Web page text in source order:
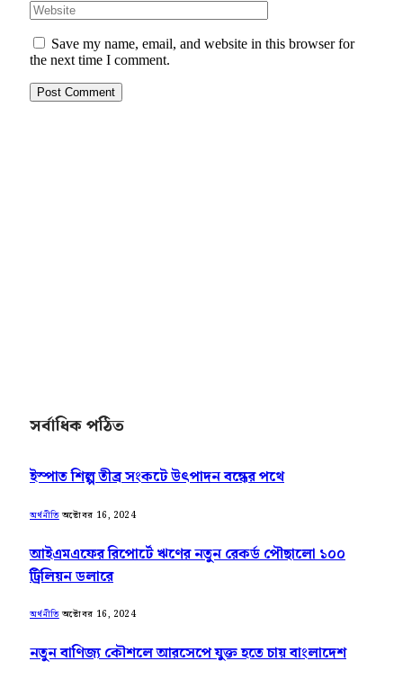
Save my name, email, and website in this browser for
the next time I comment.
সর্বাধিক পঠিত
ইস্পাত শিল্প তীব্র সংকটে উৎপাদন বন্ধের পথে
অর্থনীতি অক্টোবর 16, 2024
আইএমএফের রিপোর্টে ঋণের নতুন রেকর্ড পৌছালো ১০০
ট্রিলিয়ন ডলারে
অর্থনীতি অক্টোবর 16, 2024
নতুন বাণিজ্য কৌশলে আরসেপে যুক্ত হতে চায় বাংলাদেশ